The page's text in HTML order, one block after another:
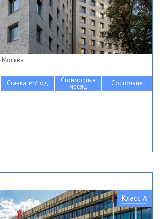
Москва
Ставка, м2/год Стоимость в
месяц Состояние
Класс A